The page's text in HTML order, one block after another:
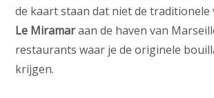
de kaart staan dat niet de traditionele
Le Miramaraan de haven van
restaurants waar je de originele
krijgen.